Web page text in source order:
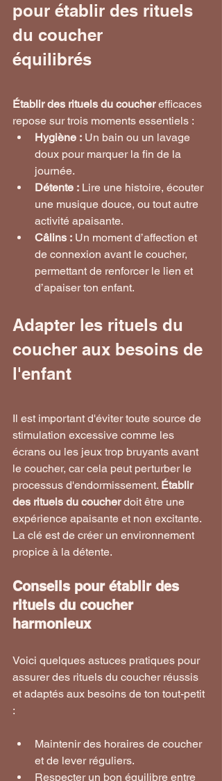
pour établir des rituels
du coucher
équilibrés
Établir des rituels du coucher efficaces
repose sur trois moments essentiels :
Hygiène : Un bain ou un lavage
doux pour marquer la fin de la
journée.
Détente : Lire une histoire, écouter
une musique douce, ou tout autre
activité apaisante.
Câlins : Un moment d’affection et
de connexion avant le coucher,
permettant de renforcer le lien et
d’apaiser ton enfant.
Adapter les rituels du
coucher aux besoins de
l'enfant
Il est important d'éviter toute source de
stimulation excessive comme les
écrans ou les jeux trop bruyants avant
le coucher, car cela peut perturber le
processus d'endormissement. Établir
des rituels du coucher doit être une
expérience apaisante et non excitante.
La clé est de créer un environnement
propice à la détente.
Conseils pour établir des
rituels du coucher
harmonieux
Voici quelques astuces pratiques pour
assurer des rituels du coucher réussis
et adaptés aux besoins de ton tout-petit
:
Maintenir des horaires de coucher
et de lever réguliers.
Respecter un bon équilibre entre